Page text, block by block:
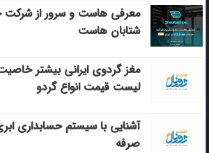
معرفی هاست و سرور از شرکت
شتابان هاست
مغز گردوی ایرانی بیشتر
لیست قیمت انواع گردو
آشنایی با سیستم حسابداری
صرفه